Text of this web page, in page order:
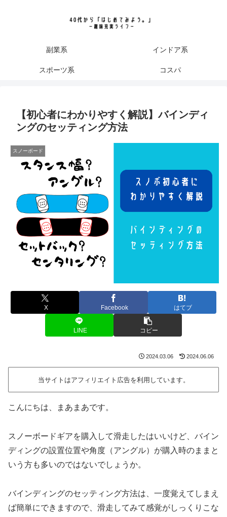
副業系 インドア系
スポーツ系 コスパ
【初心者にわかりやすく解説】バインディ
ングのセッティング方法
スノーボード
X Facebook はてブ
LINE コピー
2024.03.06 2024.06.06
当サイトはアフィリエイト広告を利用しています。
こんにちは、まあまあです。
スノーボードギアを購入して滑走したはいいけど、バイン
ディングの設置位置や角度（アングル）が購入時のままと
いう方も多いのではないでしょうか。
バインディングのセッティング方法は、一度覚えてしまえ
ば簡単にできますので、滑走してみて感覚がしっくりこな